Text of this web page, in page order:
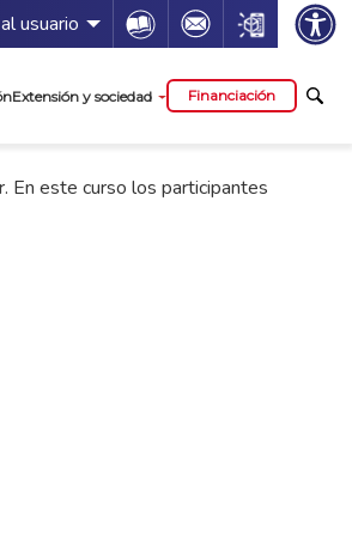
usuario Icon Icon Icon
Extensión y sociedad Financiación
En este curso los participantes